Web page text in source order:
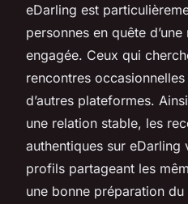
eDarling est
personnes en quête
engagée. Ceux qui
rencontres
d’autres plateformes.
une relation stable, les
authentiques sur
profils partageant les
une bonne préparation